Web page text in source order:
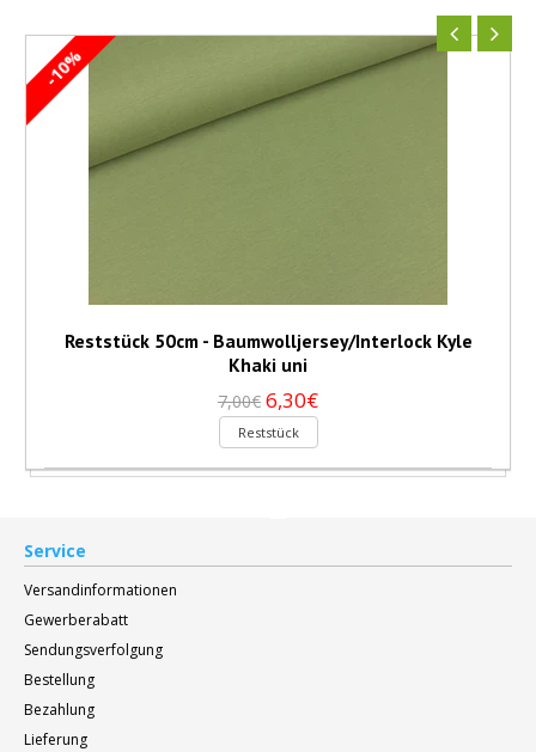
-10%
Reststück 50cm - Baumwolljersey/Interlock Kyle
Khaki uni
7,00€ 6,30€
Reststück
Service
Versandinformationen
Gewerberabatt
Sendungsverfolgung
Bestellung
Bezahlung
Lieferung